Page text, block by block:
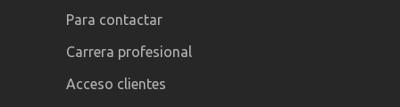
Para contactar
Carrera profesional
Acceso clientes